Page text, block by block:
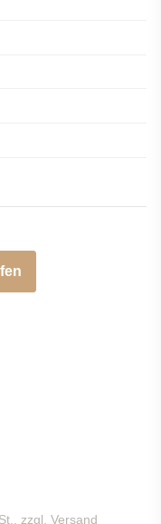
zzgl. Versand